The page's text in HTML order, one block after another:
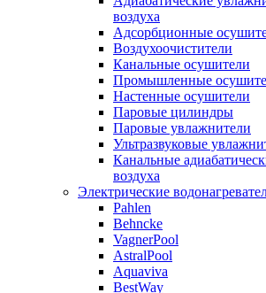
воздуха
Адсорбционные
Воздухоочистители
Канальные осушители
Промышленные
Настенные осушители
Паровые цилиндры
Паровые увлажнители
Ультразвуковые
Канальные
воздуха
Электрические
Pahlen
Behncke
VagnerPool
AstralPool
Aquaviva
BestWay